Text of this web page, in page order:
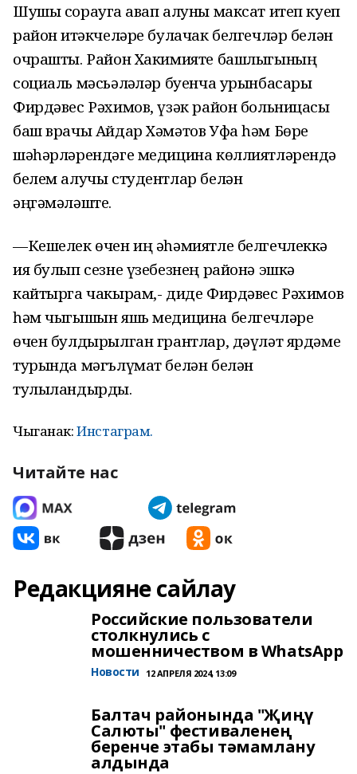
Шушы сорауга җавап алуны максат итеп куеп
район җитәкчеләре булачак белгечләр белән
очрашты. Район Хакимияте башлыгының
социаль мәсьәлҗәләр буенча урынбасары
Фирдәвес Рәхимов, үзәк район больницасы
баш врачы Айдар Хәмәтов Уфа һәм Бөре
шәһәрләрендәге медицина көллиятләрендә
белем алучы студентлар белән
әңгәмәләште.
—Кешелек өчен иң әһәмиятле белгечлеккә
ия булып сезне үзебезнең районә эшкә
кайтырга чакырам,- диде Фирдәвес Рәхимов
һәм чыгышын яшь медицина белгечләре
өчен булдырылган грантлар, дәүләт ярдәме
турында мәгълүмат белән белән
тулыландырды.
Чыганак:Инстаграм.
Читайте нас
Редакцияне сайлау
Российские пользователи
столкнулись с
мошенничеством в WhatsApp
Новости 12 АПРЕЛЯ 2024, 13:09
Балтач районында "Җиңү
Салюты" фестиваленең
беренче этабы тәмамлану
алдында